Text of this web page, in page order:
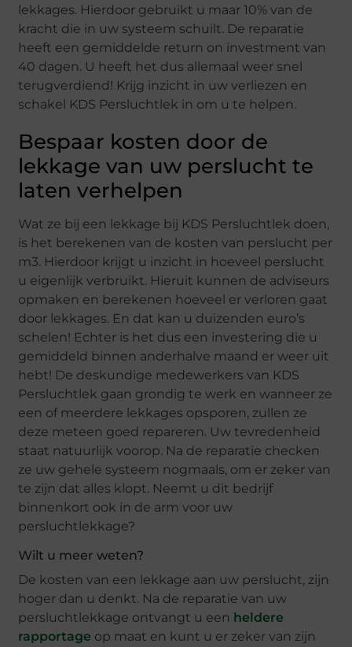
lekkages. Hierdoor gebruikt u maar 10% van de
kracht die in uw systeem schuilt. De reparatie
heeft een gemiddelde return on investment van
40 dagen. U heeft het dus allemaal weer snel
terugverdiend! Krijg inzicht in uw verliezen en
schakel KDS Persluchtlek in om u te helpen.
Bespaar kosten door de
lekkage van uw perslucht te
laten verhelpen
Wat ze bij een lekkage bij KDS Persluchtlek doen,
is het berekenen van de kosten van perslucht per
m3. Hierdoor krijgt u inzicht in hoeveel perslucht
u eigenlijk verbruikt. Hieruit kunnen de adviseurs
opmaken en berekenen hoeveel er verloren gaat
door lekkages. En dat kan u duizenden euro’s
schelen! Echter is het dus een investering die u
gemiddeld binnen anderhalve maand er weer uit
hebt! De deskundige medewerkers van KDS
Persluchtlek gaan grondig te werk en wanneer ze
een of meerdere lekkages opsporen, zullen ze
deze meteen goed repareren. Uw tevredenheid
staat natuurlijk voorop. Na de reparatie checken
ze uw gehele systeem nogmaals, om er zeker van
te zijn dat alles klopt. Neemt u dit bedrijf
binnenkort ook in de arm voor uw
persluchtlekkage?
Wilt u meer weten?
De kosten van een lekkage aan uw perslucht, zijn
hoger dan u denkt. Na de reparatie van uw
persluchtlekkage ontvangt u een heldere
rapportage op maat en kunt u er zeker van zijn